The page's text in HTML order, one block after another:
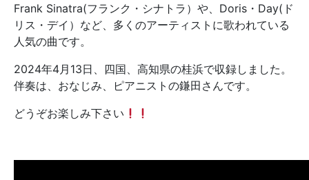
Frank Sinatra(フランク・シナトラ）や、Doris・Day(ド
リス・デイ）など、多くのアーティストに歌われている
人気の曲です。
2024年4月13日、四国、高知県の桂浜で収録しました。
伴奏は、おなじみ、ピアニストの鎌田さんです。
どうぞお楽しみ下さい